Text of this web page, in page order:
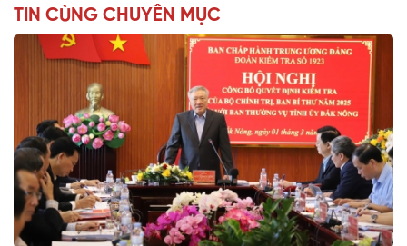
TIN CÙNG CHUYÊN MỤC